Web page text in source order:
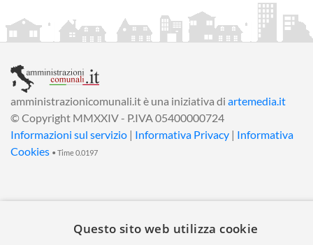
amministrazionicomunali.it è una iniziativa di artemedia.it
© Copyright MMXXIV - P.IVA 05400000724
Informazioni sul servizio | Informativa Privacy | Informativa
Cookies • Time 0.0197
Questo sito web utilizza cookie